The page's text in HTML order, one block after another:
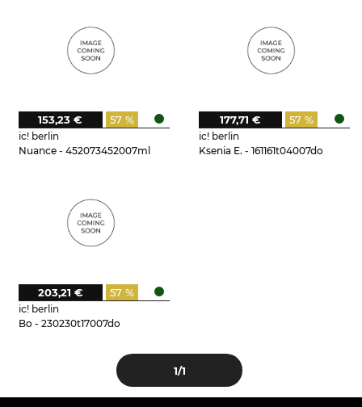
ic! berlin
Nuance - 452073452007ml
57 %
153,23 €
ic! berlin
Ksenia E. - 161161t04007do
57 %
177,71 €
ic! berlin
Bo - 230230t17007do
57 %
203,21 €
1/1